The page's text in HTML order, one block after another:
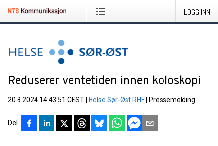
LOGG INN
Reduserer ventetiden innen koloskopi
20.8.2024 14:43:51 CEST Helse Sør-Øst RHF Pressemelding
Del